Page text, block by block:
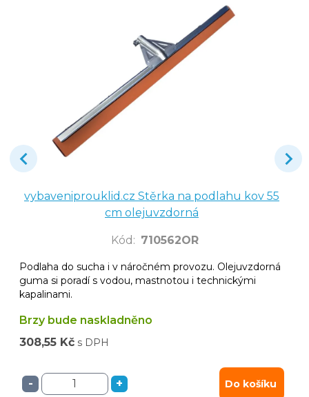
vybaveniprouklid.cz Stěrka na podlahu kov 55
cm olejuvzdorná
Kód : 710562OR
Podlaha do sucha i v náročném provozu. Olejuvzdorná
guma si poradí s vodou, mastnotou i technickými
kapalinami.
Brzy bude naskladněno
308,55 Kč s DPH
- + Do košíku